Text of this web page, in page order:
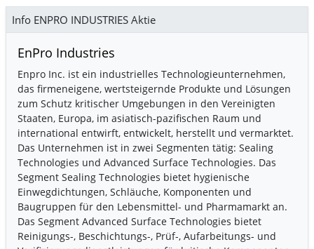
Info ENPRO INDUSTRIES Aktie
EnPro Industries
Enpro Inc. ist ein industrielles Technologieunternehmen,
das firmeneigene, wertsteigernde Produkte und Lösungen
zum Schutz kritischer Umgebungen in den Vereinigten
Staaten, Europa, im asiatisch-pazifischen Raum und
international entwirft, entwickelt, herstellt und vermarktet.
Das Unternehmen ist in zwei Segmenten tätig: Sealing
Technologies und Advanced Surface Technologies. Das
Segment Sealing Technologies bietet hygienische
Einwegdichtungen, Schläuche, Komponenten und
Baugruppen für den Lebensmittel- und Pharmamarkt an.
Das Segment Advanced Surface Technologies bietet
Reinigungs-, Beschichtungs-, Prüf-, Aufarbeitungs- und